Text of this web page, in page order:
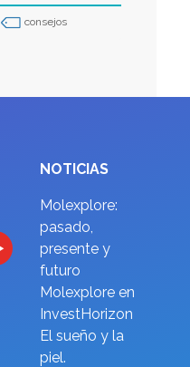
consejos
NOTICIAS
Molexplore:
pasado,
presente y
futuro
Molexplore en
InvestHorizon
El sueño y la
piel.